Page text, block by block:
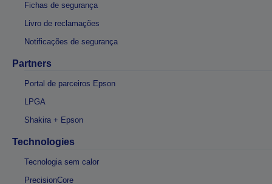
Fichas de segurança
Livro de reclamações
Notificações de segurança
Partners
Portal de parceiros Epson
LPGA
Shakira + Epson
Technologies
Tecnologia sem calor
PrecisionCore